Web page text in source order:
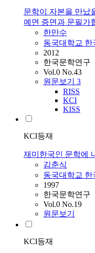
문학이 자본을 만났
예면 증면과 문필가
한만수
동국대학교 한
2012
한국문학연구
Vol.0 No.43
원문보기 3
RISS
KCI
KISS
KCI등재
재미한국인 문학에
김춘식
동국대학교 한
1997
한국문학연구
Vol.0 No.19
원문보기
KCI등재